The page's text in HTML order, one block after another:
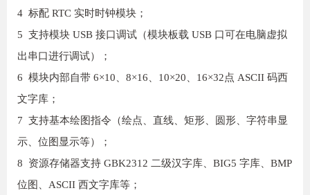
4 标配 RTC 实时时钟模块；
5 支持模块 USB 接口调试（模块板载 USB 口可在电脑虚拟
出串口进行调试）；
6 模块内部自带 6×10、8×16、10×20、16×32点 ASCII 码西
文字库；
7 支持基本绘图指令（绘点、直线、矩形、圆形、字符串显
示、位图显示等）；
8 资源存储器支持 GBK2312 二级汉字库、BIG5 字库、BMP
位图、ASCII 西文字库等；